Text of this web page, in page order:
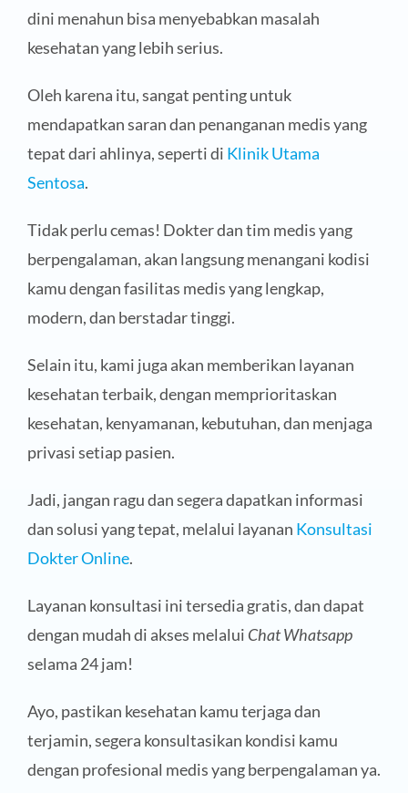
dini menahun bisa menyebabkan masalah
kesehatan yang lebih serius.
Oleh karena itu, sangat penting untuk
mendapatkan saran dan penanganan medis yang
tepat dari ahlinya, seperti di Klinik Utama
Sentosa.
Tidak perlu cemas! Dokter dan tim medis yang
berpengalaman, akan langsung menangani kodisi
kamu dengan fasilitas medis yang lengkap,
modern, dan berstadar tinggi.
Selain itu, kami juga akan memberikan layanan
kesehatan terbaik, dengan memprioritaskan
kesehatan, kenyamanan, kebutuhan, dan menjaga
privasi setiap pasien.
Jadi, jangan ragu dan segera dapatkan informasi
dan solusi yang tepat, melalui layanan Konsultasi
Dokter Online.
Layanan konsultasi ini tersedia gratis, dan dapat
dengan mudah di akses melalui Chat Whatsapp
selama 24 jam!
Ayo, pastikan kesehatan kamu terjaga dan
terjamin, segera konsultasikan kondisi kamu
dengan profesional medis yang berpengalaman ya.